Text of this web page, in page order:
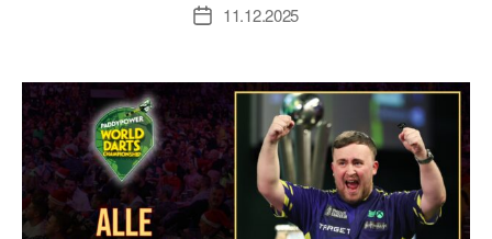
Veröffentlichungsdatum
11.12.2025